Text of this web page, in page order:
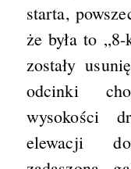
starta,
że była to
zostały
odcinki
wysokości
elewacji